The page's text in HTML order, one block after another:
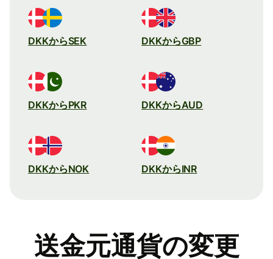
DKKからSEK DKKからGBP
DKKからPKR DKKからAUD
DKKからNOK DKKからINR
送金元通貨の変更